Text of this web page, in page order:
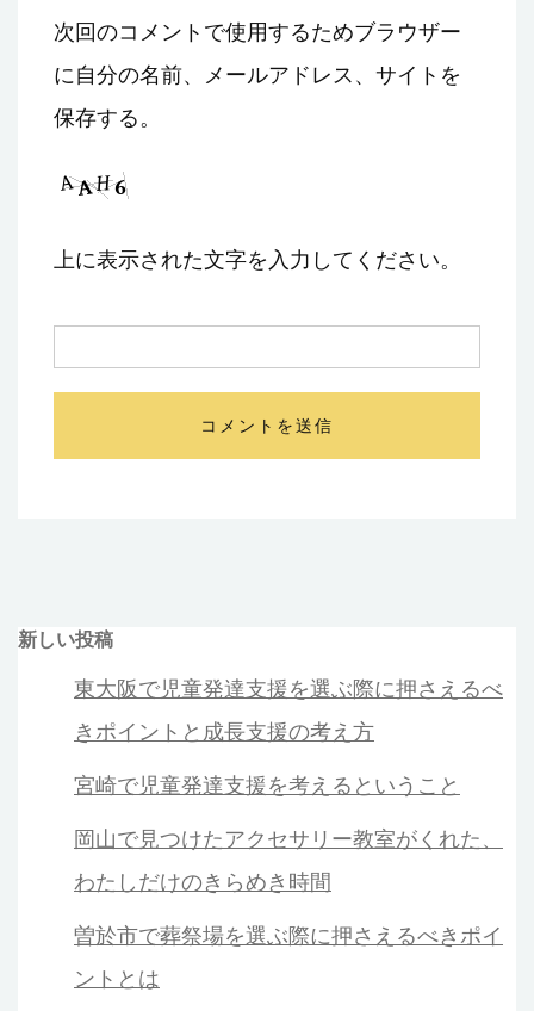
次回のコメントで使用するためブラウザー
に自分の名前、メールアドレス、サイトを
保存する。
上に表示された文字を入力してください。
新しい投稿
東大阪で児童発達支援を選ぶ際に押さえるべ
きポイントと成長支援の考え方
宮崎で児童発達支援を考えるということ
岡山で見つけたアクセサリー教室がくれた、
わたしだけのきらめき時間
曽於市で葬祭場を選ぶ際に押さえるべきポイ
ントとは